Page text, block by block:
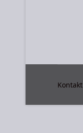
Kontakt